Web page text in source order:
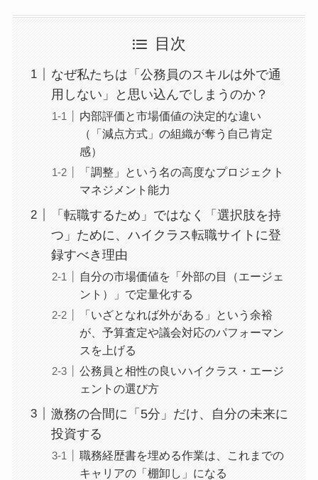
目次
なぜ私たちは「公務員のスキルは外で通
用しない」と思い込んでしまうのか？
内部評価と市場価値の決定的な違い
（「減点方式」の組織が奪う自己肯定
感）
「調整」という名の高度なプロジェクト
マネジメント能力
「転職するため」ではなく「選択肢を持
つ」ために、ハイクラス転職サイトに登
録すべき理由
自分の市場価値を「外部の目（エージェ
ント）」で定量化する
「いざとなれば外がある」という余裕
が、予算査定や議会対応のパフォーマン
スを上げる
公務員と相性の良いハイクラス・エージ
ェントの選び方
激務の合間に「5分」だけ、自分の未来に
投資する
職務経歴書を埋める作業は、これまでの
キャリアの「棚卸し」になる